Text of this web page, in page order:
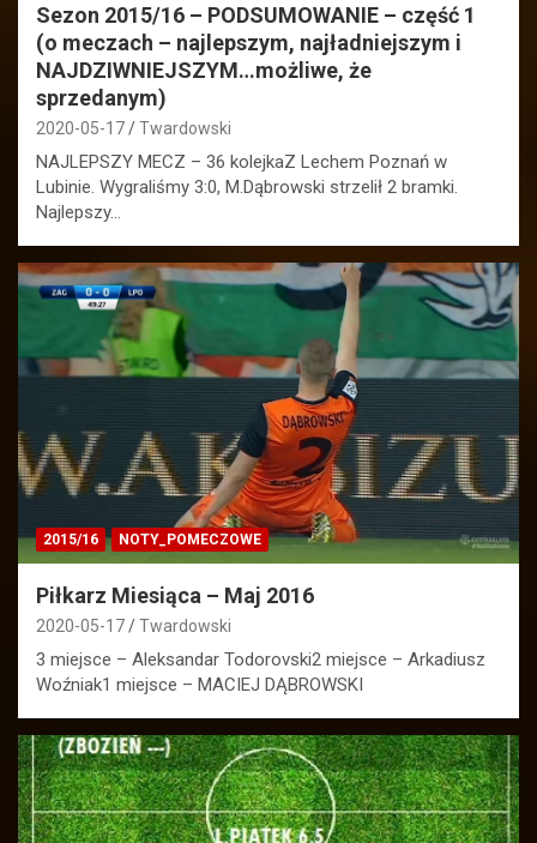
Sezon 2015/16 – PODSUMOWANIE – część 1
(o meczach – najlepszym, najładniejszym i
NAJDZIWNIEJSZYM…możliwe, że
sprzedanym)
2020-05-17 Twardowski
NAJLEPSZY MECZ – 36 kolejkaZ Lechem Poznań w
Lubinie. Wygraliśmy 3:0, M.Dąbrowski strzelił 2 bramki.
Najlepszy…
2015/16 NOTY_POMECZOWE
Piłkarz Miesiąca – Maj 2016
2020-05-17 Twardowski
3 miejsce – Aleksandar Todorovski2 miejsce – Arkadiusz
Woźniak1 miejsce – MACIEJ DĄBROWSKI